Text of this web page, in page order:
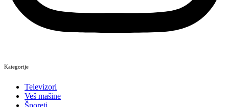
Kategorije
Televizori
Veš mašine
Šporeti